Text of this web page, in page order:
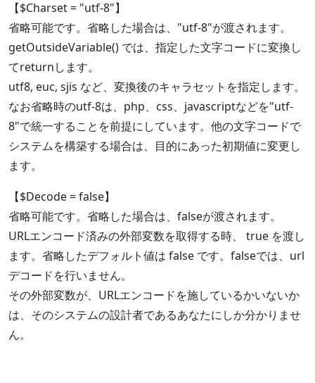
【$Charset = "utf-8"】
省略可能です。省略した場合は、"utf-8"が渡されます。
getOutsideVariable() では、指定した文字コードに変換し
てreturnします。
utf8, euc, sjis など、変換後のキャラセットを指定します。
なお省略時のutf-8は、php、css、javascriptなどを"utf-
8"で統一することを前提にしています。他の文字コードで
システムを構築する場合は、目的にあった初期値に変更し
ます。
【$Decode = false】
省略可能です。省略した場合は、falseが渡されます。
URLエンコード済みの外部変数を取得する時、 true を渡し
ます。省略したデフォルト値は false です。falseでは、url
デコードを行いません。
その外部変数が、URLエンコードを施しているかいないか
は、そのシステムの設計者であるあなたにしか分かりませ
ん。